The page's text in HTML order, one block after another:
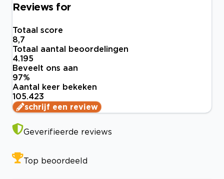
Reviews for
Totaal score
8,7
Totaal aantal beoordelingen
4.195
Beveelt ons aan
97%
Aantal keer bekeken
105.423
schrijf een review
Geverifieerde reviews
Top beoordeeld